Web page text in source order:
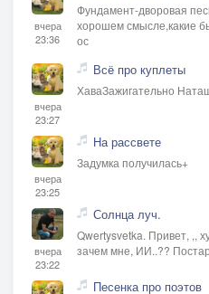
вчера
23:36
Фундамент-дворовая
хорошем смысле,какие
ос
вчера
23:27
Всё про куплеты
ХаваЗажигательно
вчера
23:25
На рассвете
Задумка получилась+
вчера
23:22
Солнца луч.
Qwertysvetka. Привет, ,,
зачем мне, ИИ..??
Песенка про поэтов